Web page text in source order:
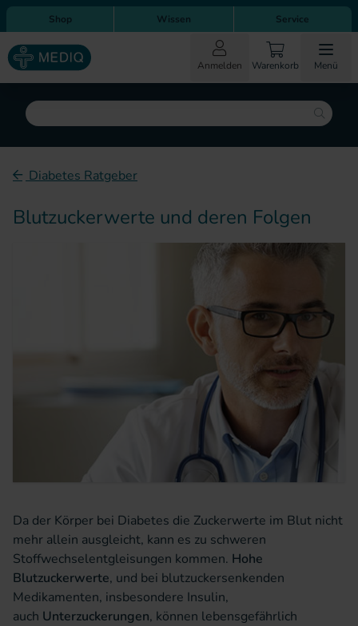
Direkt zum Inhalt
Direkt zur Hauptnavigation
Shop Wissen Service
Anmelden Warenkorb Menü
Suche
Diabetes Ratgeber
Blutzuckerwerte und deren Folgen
Da der Körper bei Diabetes die Zuckerwerte im Blut nicht
mehr allein ausgleicht, kann es zu schweren
Stoffwechselentgleisungen kommen. Hohe
Blutzuckerwerte, und bei blutzuckersenkenden
Medikamenten, insbesondere Insulin,
auch Unterzuckerungen, können lebensgefährlich